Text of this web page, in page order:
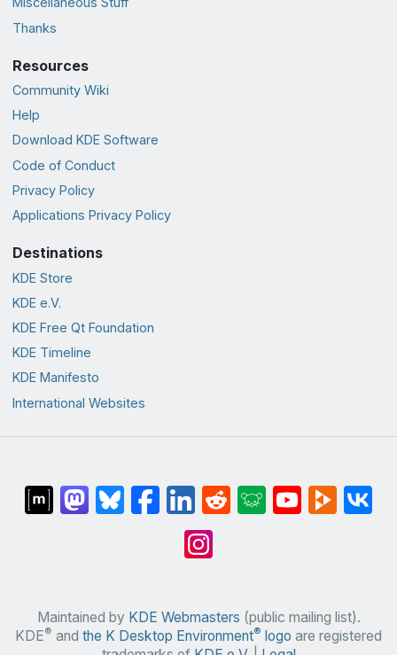
Thanks
Resources
Community Wiki
Help
Download KDE Software
Code of Conduct
Privacy Policy
Applications Privacy Policy
Destinations
KDE Store
KDE e.V.
KDE Free Qt Foundation
KDE Timeline
KDE Manifesto
International Websites
Maintained by KDE Webmasters (public mailing list).
KDE® and the K Desktop Environment® logo are registered